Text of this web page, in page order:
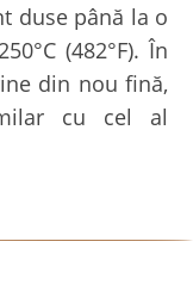
duse până la o
(482°F). În
din nou fină,
cu cel al